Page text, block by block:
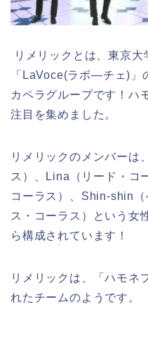
リメリックとは、東京
「LaVoce(ラボ―チェ)」
カペラグループです！ハ
注目を集めました。
リメリックのメンバーは
ス）、Lina（リード・コ
コーラス）、Shin-shin
ス・コーラス）という女
ら構成されています！
リメリックは、
「ハモネ
れたチームのようです。